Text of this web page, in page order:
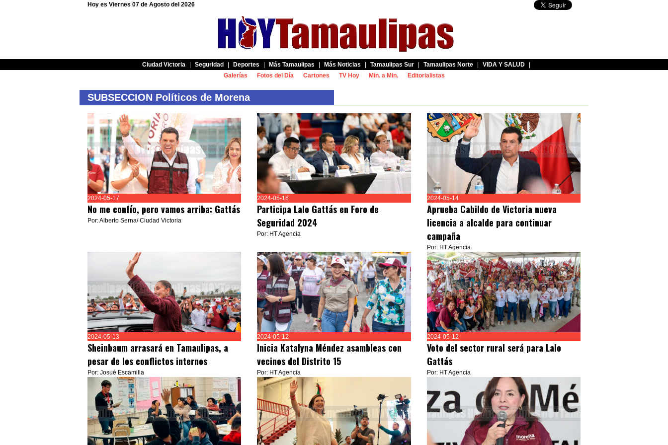
Hoy es Viernes 07 de Agosto del 2026
Ciudad Victoria Seguridad Deportes Más Tamaulipas Más Noticias Tamaulipas Sur Tamaulipas Norte VIDA Y SALUD
Galerías
Fotos del Día Cartones TV Hoy Min. a Min. Editorialistas
SUBSECCION Políticos de Morena
2024-05-17
No me confío, pero vamos arriba: Gattás
Por: Alberto Serna/ Ciudad Victoria
2024-05-16
Participa Lalo Gattás en Foro de
Seguridad 2024
Por: HT Agencia
2024-05-14
Aprueba Cabildo de Victoria nueva
licencia a alcalde para continuar
campaña
Por: HT Agencia
2024-05-13
Sheinbaum arrasará en Tamaulipas, a
pesar de los conflictos internos
Por: Josué Escamilla
2024-05-12
Inicia Katalyna Méndez asambleas con
vecinos del Distrito 15
Por: HT Agencia
2024-05-12
Voto del sector rural será para Lalo
Gattás
Por: HT Agencia